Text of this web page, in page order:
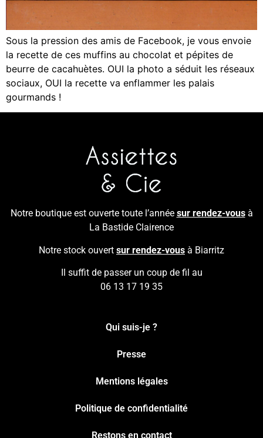
Sous la pression des amis de Facebook, je vous envoie
la recette de ces muffins au chocolat et pépites de
beurre de cacahuètes. OUI la photo a séduit les réseaux
sociaux, OUI la recette va enflammer les palais
gourmands !
Notre boutique est ouverte toute l’année sur rendez-vousà
La Bastide Clairence
Notre stock ouvert sur rendez-vous à Biarritz
Il suffit de passer un coup de fil au
06 13 17 19 35
Qui suis-je ?
Presse
Mentions légales
Politique de confidentialité
Restons en contact